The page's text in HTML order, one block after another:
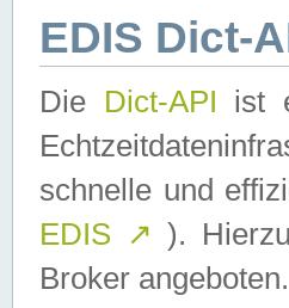
EDIS Dict-
Die Dict-API ist
schnelle und
EDIS ↗ ).
Broker angeboten.